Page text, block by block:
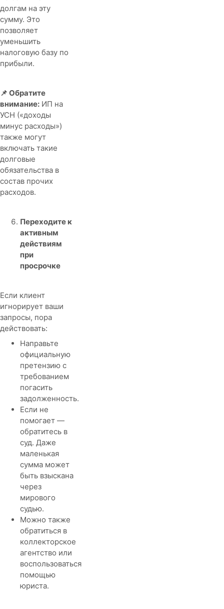
долгам на эту
сумму. Это
позволяет
уменьшить
налоговую базу по
прибыли.
📌 Обратите
внимание: ИП на
УСН («доходы
минус расходы»)
также могут
включать такие
долговые
обязательства в
состав прочих
расходов.
Переходите к
активным
действиям
при
просрочке
Если клиент
игнорирует ваши
запросы, пора
действовать:
Направьте
официальную
претензию с
требованием
погасить
задолженность.
Если не
помогает —
обратитесь в
суд. Даже
маленькая
сумма может
быть взыскана
через
мирового
судью.
Можно также
обратиться в
коллекторское
агентство или
воспользоваться
помощью
юриста.